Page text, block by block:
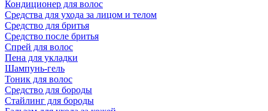
Кондиционер для волос
Средства для ухода за лицом и телом
Средство для бритья
Средство после бритья
Спрей для волос
Пена для укладки
Шампунь-гель
Тоник для волос
Средство для бороды
Стайлинг для бороды